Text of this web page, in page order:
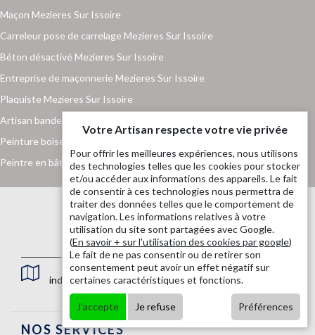
Maçon Mezieres Sur Issoire
Carreleur pose de carrelage Mezieres Sur Issoire
Béton désactivé Mezieres Sur Issoire
Entreprise de maçonnerie Mezieres Sur Issoire
Plaquiste Mezieres Sur Issoire
Artisan bande placo Mezieres Sur Issoire
Peinture boiserie et ferronnerie Mezieres Sur Issoire
Peintre en bâtiment Mezieres Sur Issoire
indisponible
NOS SERVICES
Votre Artisan respecte votre vie privée
Pour offrir les meilleures expériences, nous utilisons
des technologies telles que les cookies pour stocker
et/ou accéder aux informations des appareils. Le fait
de consentir à ces technologies nous permettra de
traiter des données telles que le comportement de
navigation. Les informations relatives à votre
utilisation du site sont partagées avec Google.
(En savoir + sur l'utilisation des cookies par google)
Le fait de ne pas consentir ou de retirer son
consentement peut avoir un effet négatif sur
certaines caractéristiques et fonctions.
J'accepte Je refuse Préférences